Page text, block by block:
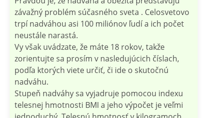
závažný problém súčasného sveta . Celosvetovo
trpí nadváhou asi 100 miliónov ľudí a ich počet
neustále narastá.
Vy však uvádzate, že máte 18 rokov, takže
zorientujte sa prosím v nasledujúcich číslach,
podľa ktorých viete určiť, či ide o skutočnú
nadváhu.
Stupeň nadváhy sa vyjadruje pomocou indexu
telesnej hmotnosti BMI a jeho výpočet je veľmi